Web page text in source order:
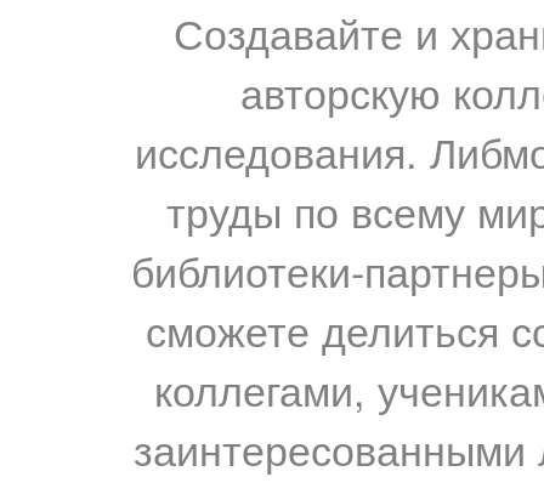
Создавайте и
авторскую
исследования.
труды по всему
библиотеки-
сможете делиться
коллегами,